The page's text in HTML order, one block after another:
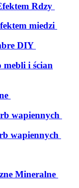
Rdzy
miedzi
DIY
mebli i ścian
wapiennych
wapiennych
Mineralne